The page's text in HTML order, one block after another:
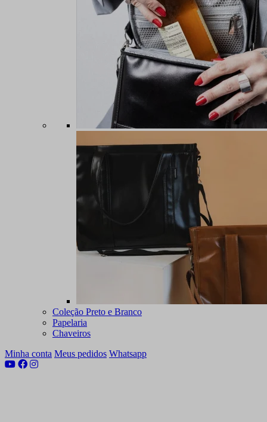
Coleção Preto e Branco
Papelaria
Chaveiros
Minha conta Meus pedidos Whatsapp